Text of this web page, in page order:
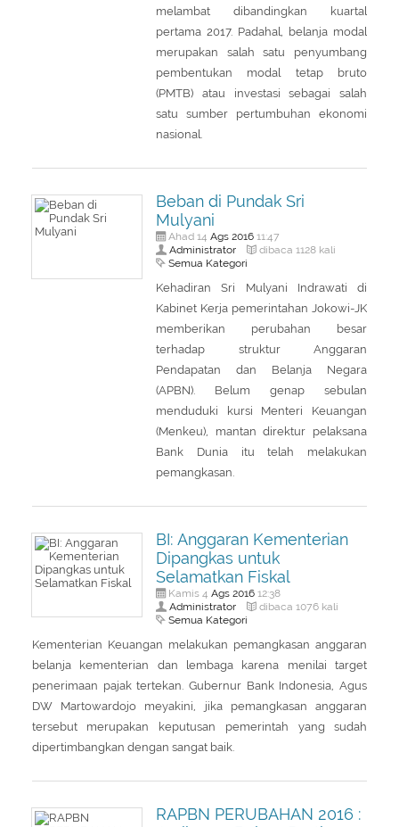
melambat dibandingkan kuartal
pertama 2017. Padahal, belanja modal
merupakan salah satu penyumbang
pembentukan modal tetap bruto
(PMTB) atau investasi sebagai salah
satu sumber pertumbuhan ekonomi
nasional.
Beban di Pundak Sri
Mulyani
Ahad 14 Ags 201611:47
Administrator dibaca 1128 kali
Semua Kategori
Kehadiran Sri Mulyani Indrawati di
Kabinet Kerja pemerintahan Jokowi-JK
memberikan perubahan besar
terhadap struktur Anggaran
Pendapatan dan Belanja Negara
(APBN). Belum genap sebulan
menduduki kursi Menteri Keuangan
(Menkeu), mantan direktur pelaksana
Bank Dunia itu telah melakukan
pemangkasan.
BI: Anggaran Kementerian
Dipangkas untuk
Selamatkan Fiskal
Kamis 4 Ags 201612:38
Administrator dibaca 1076 kali
Semua Kategori
Kementerian Keuangan melakukan pemangkasan anggaran
belanja kementerian dan lembaga karena menilai target
penerimaan pajak tertekan. Gubernur Bank Indonesia, Agus
DW Martowardojo meyakini, jika pemangkasan anggaran
tersebut merupakan keputusan pemerintah yang sudah
dipertimbangkan dengan sangat baik.
RAPBN PERUBAHAN 2016 :